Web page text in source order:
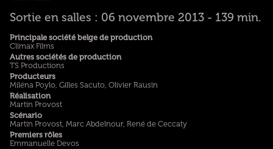
Sortie en salles : 06 novembre 2013 - 139 min.
Principale société belge de production
Climax Films
Autres sociétés de production
TS Productions
Producteurs
Miléna Poylo, Gilles Sacuto, Olivier Rausin
Réalisation
Martin Provost
Scénario
Martin Provost, Marc Abdelnour, René de Ceccaty
Premiers rôles
Emmanuelle Devos